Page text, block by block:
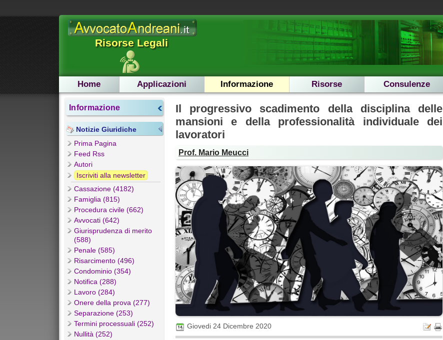
Risorse Legali
Home Applicazioni Informazione Risorse Consulenze
Informazione
Notizie Giuridiche
Prima Pagina
Feed Rss
Autori
Iscriviti alla newsletter
Cassazione (4182)
Famiglia (815)
Procedura civile (662)
Avvocati (642)
Giurisprudenza di merito
(588)
Penale (585)
Risarcimento (496)
Condominio (354)
Notifica (288)
Lavoro (284)
Onere della prova (277)
Separazione (253)
Termini processuali (252)
Nullità (252)
Il progressivo scadimento della disciplina delle
mansioni e della professionalità individuale dei
lavoratori
Prof. Mario Meucci
Giovedi 24 Dicembre 2020